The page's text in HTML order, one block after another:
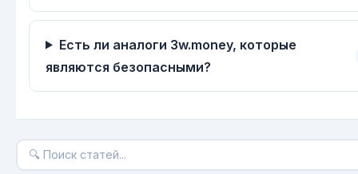
Есть ли аналоги 3w.money, которые
являются безопасными?